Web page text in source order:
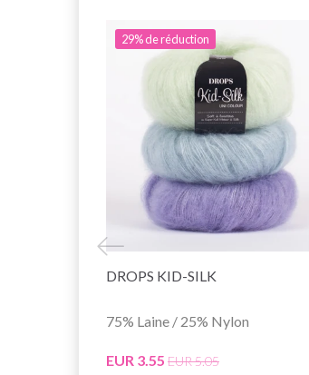
29% de réduction
DROPS KID-SILK
75% Laine / 25% Nylon
EUR 3.55 EUR 5.05